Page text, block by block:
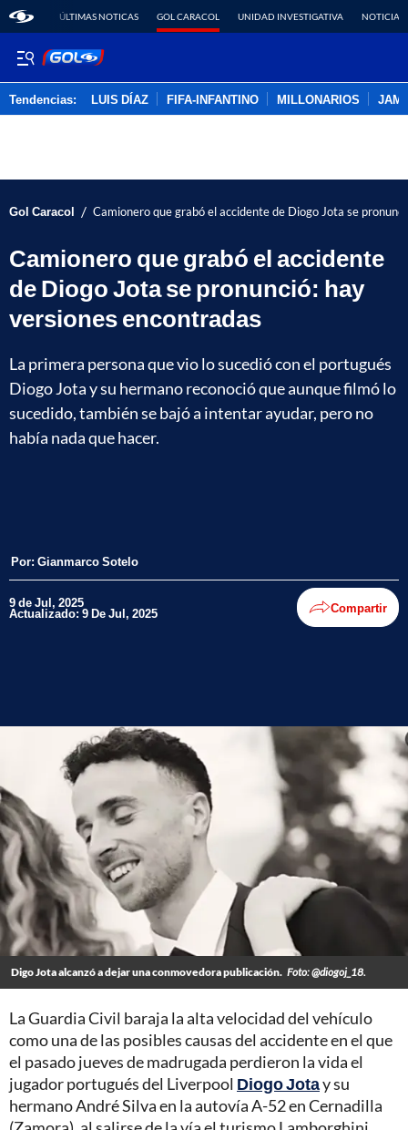
ÚLTIMAS NOTICAS GOL CARACOL UNIDAD INVESTIGATIVA NOTICIAS
Tendencias: LUIS DÍAZ FIFA-INFANTINO MILLONARIOS
Gol Caracol / Camionero que grabó el accidente de Diogo Jota se
Camionero que grabó el accidente
de Diogo Jota se pronunció: hay
versiones encontradas
La primera persona que vio lo sucedió con el portugués
Diogo Jota y su hermano reconoció que aunque filmó lo
sucedido, también se bajó a intentar ayudar, pero no
había nada que hacer.
Por: Gianmarco Sotelo
9 de Jul, 2025
Actualizado: 9 De Jul, 2025 Compartir
Digo Jota alcanzó a dejar una conmovedora publicación. Foto: @diogoj_18.
La Guardia Civil baraja la alta velocidad del vehículo
como una de las posibles causas del accidente en el que
el pasado jueves de madrugada perdieron la vida el
jugador portugués del Liverpool Diogo Jotay su
hermano André Silva en la autovía A-52 en Cernadilla